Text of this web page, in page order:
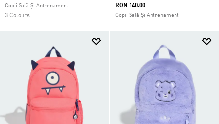
Copii Sală Și Antrenament
3 Colours
RON 140.00
Copii Sală Și Antrenament